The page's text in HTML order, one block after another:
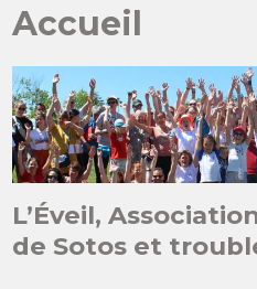
Accueil
L’Éveil,
de Sotos et